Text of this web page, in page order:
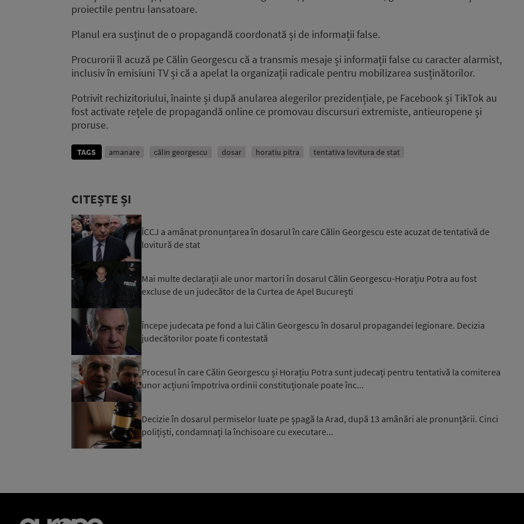
proiectile pentru lansatoare.
Planul era susținut de o propagandă coordonată și de informații false.
Procurorii îl acuză pe Călin Georgescu că a transmis mesaje și informații false cu caracter alarmist,
inclusiv în emisiuni TV și că a apelat la organizații radicale pentru mobilizarea susținătorilor.
Potrivit rechizitoriului, înainte și după anularea alegerilor prezidențiale, pe Facebook și TikTok au
fost activate rețele de propagandă online ce promovau discursuri extremiste, antieuropene și
proruse.
TAGS amanare călin georgescu dosar horatiu pitra tentativa lovitura de stat
CITEȘTE ȘI
ÎCCJ a amânat pronunțarea în dosarul în care Călin Georgescu este acuzat de tentativă de
lovitură de stat
Mai multe declarații ale unor martori în dosarul Călin Georgescu-Horațiu Potra au fost
excluse de un judecător de la Curtea de Apel București
Începe judecata pe fond a lui Călin Georgescu în dosarul propagandei legionare. Decizia
judecătorilor poate fi contestată
Procesul în care Călin Georgescu și Horațiu Potra sunt judecați pentru tentativă la comiterea
unor acțiuni împotriva ordinii constituționale poate înc...
Decizie în dosarul permiselor luate pe șpagă la Arad, după 13 amânări ale pronunțării. Cinci
polițiști, condamnați la închisoare cu executare...